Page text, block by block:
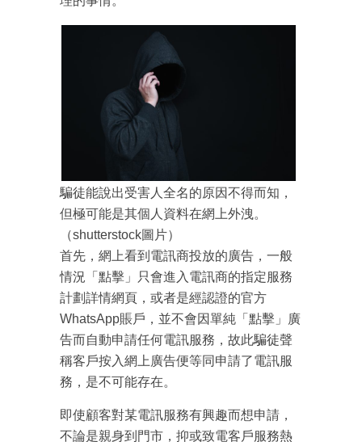
騙徒能說出受害人全名的原因不得而知，
但極可能是其個人資料在網上外洩。
（shutterstock圖片）
首先，網上看到電訊商投放的廣告，一般
情況「點擊」只會進入電訊商的指定服務
計劃詳情網頁，或者是經認證的官方
WhatsApp賬戶，並不會因單純「點擊」廣
告而自動申請任何電訊服務，故此騙徒聲
稱客戶按入網上廣告便等同申請了電訊服
務，是不可能存在。
即使顧客對某電訊服務有興趣而想申請，
不論是親身到門市，抑或致電客戶服務熱